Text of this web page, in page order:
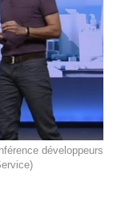
développeurs